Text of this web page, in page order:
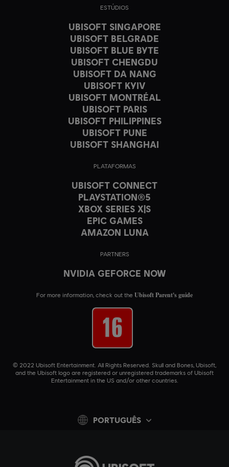
ESTÚDIOS
UBISOFT SINGAPORE
UBISOFT BELGRADE
UBISOFT BLUE BYTE
UBISOFT CHENGDU
UBISOFT DA NANG
UBISOFT KYIV
UBISOFT MONTRÉAL
UBISOFT PARIS
UBISOFT PHILIPPINES
UBISOFT PUNE
UBISOFT SHANGHAI
PLATAFORMAS
UBISOFT CONNECT
PLAYSTATION®5
XBOX SERIES X|S
EPIC GAMES
AMAZON LUNA
PARTNERS
NVIDIA GEFORCE NOW
© 2022 Ubisoft Entertainment. All Rights Reserved. Skull and Bones, Ubisoft,
and the Ubisoft logo are registered or unregistered trademarks of Ubisoft
Entertainment in the US and/or other countries.
For more information, check out the Ubisoft Parent's guide
PORTUGUÊS